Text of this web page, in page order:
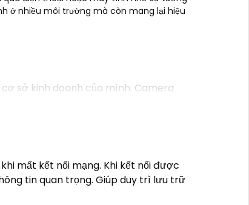
ở nhiều môi trường mà còn mang lại hiệu
sở kinh doanh của mình. Camera
năng quan sát trong đêm- Kết nối:
và công việc của bạn. Bạn có thể
mất kết nối mạng. Khi kết nối được
tin quan trọng. Giúp duy trì lưu trữ